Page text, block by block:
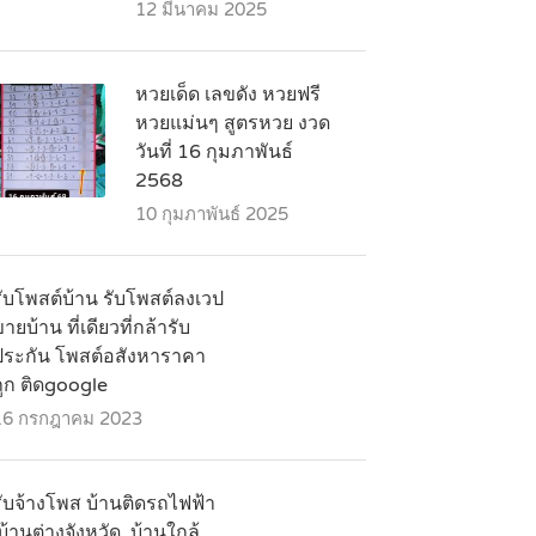
12 มีนาคม 2025
หวยเด็ด เลขดัง หวยฟรี
หวยแม่นๆ สูตรหวย งวด
วันที่ 16 กุมภาพันธ์
2568
10 กุมภาพันธ์ 2025
โพสต์บ้าน รับโพสต์ลงเวป
ยบ้าน ที่เดียวที่กล้ารับ
ะกัน โพสต์อสังหาราคา
ติดgoogle
กรกฎาคม 2023
จ้างโพส บ้านติดรถไฟฟ้า